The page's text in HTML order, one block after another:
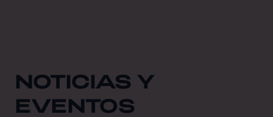
NOTICIAS Y
EVENTOS